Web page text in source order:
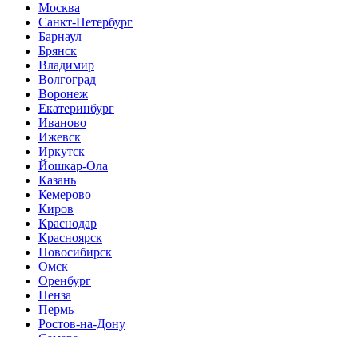
Москва
Санкт-Петербург
Барнаул
Брянск
Владимир
Волгоград
Воронеж
Екатеринбург
Иваново
Ижевск
Иркутск
Йошкар-Ола
Казань
Кемерово
Киров
Краснодар
Красноярск
Новосибирск
Омск
Оренбург
Пенза
Пермь
Ростов-на-Дону